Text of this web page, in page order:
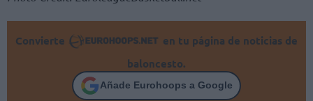
Convierte
en tu página de noticias de
baloncesto.
Añade Eurohoops a Google